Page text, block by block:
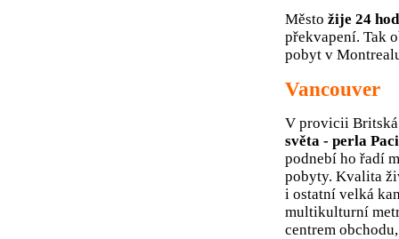
Město žije 24
překvapení. Tak
pobyt v
Vancouver
V provicii
světa - perla
podnebí ho řadí
pobyty. Kvalita
i ostatní velká
multikulturní
centrem